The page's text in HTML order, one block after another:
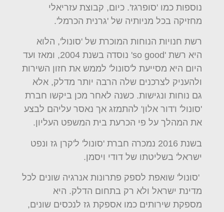
נוספות כמו 'סופרגז'. כיום, קבוצת עזריאלי
מחזיקה בכל מניותיה של 'גרנית הכרמל'.
רשת חנויות הנוחות המוכרת של 'סונול', הלוא
היא רשת 'so good' נוסדה בשנת 2004, ומאז ועד
היום היא מסייעת ל'סונול' לממש את חזון השירות
ולהעניק לצרכנים שלה הרבה יותר מדלק, אלא
גם נוחות ונגישות. כשנה לאחר מכן ביקשו חברת
'סונול' ו'דור אלון' להתמזג אך נאסר עליהם לבצע
את המהלך על פי הכרעת בית המשפט העליון.
בשנת 2016 נמכרה חברת 'סונול' ל'קרן גז ונפט
ישראל' בשליטתו של דודי ויסמן.
'סונול' שואפת לספק פתרונות אנרגיה שונים לכל
מדינת ישראל ולא רק בתחום הדלק. היא
מספקת שירותים כמו אספקת גז לנכסים שונים,